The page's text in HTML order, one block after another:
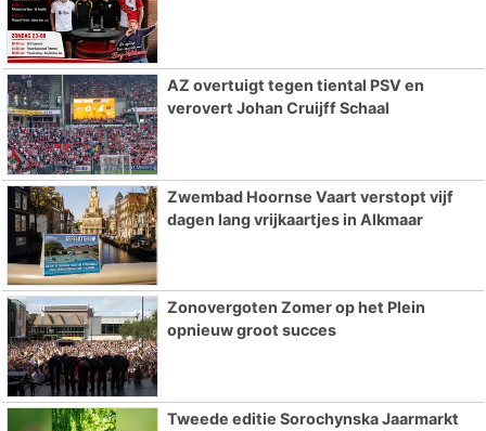
AZ overtuigt tegen tiental PSV en
verovert Johan Cruijff Schaal
Zwembad Hoornse Vaart verstopt vijf
dagen lang vrijkaartjes in Alkmaar
Zonovergoten Zomer op het Plein
opnieuw groot succes
Tweede editie Sorochynska Jaarmarkt